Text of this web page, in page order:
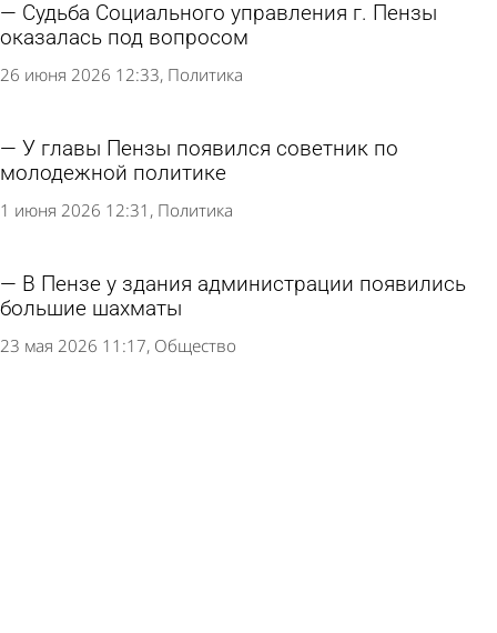
Судьба Социального управления г. Пензы
оказалась под вопросом
26 июня 2026 12:33 Политика
У главы Пензы появился советник по
молодежной политике
1 июня 2026 12:31 Политика
В Пензе у здания администрации появились
большие шахматы
23 мая 2026 11:17 Общество